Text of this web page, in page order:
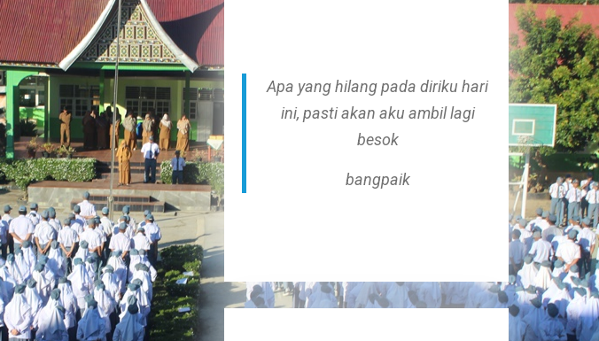
Apa yang hilang pada diriku hari
ini, pasti akan aku ambil lagi
besok
bangpaik